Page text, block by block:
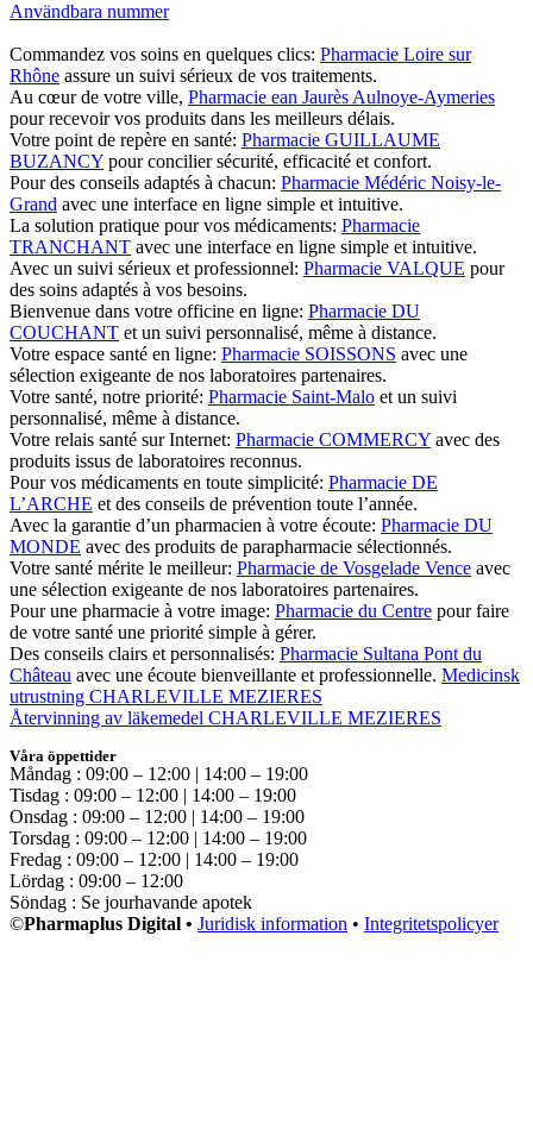
Användbara nummer
Commandez vos soins en quelques clics: Pharmacie Loire sur
Rhône assure un suivi sérieux de vos traitements.
Au cœur de votre ville, Pharmacie ean Jaurès Aulnoye-Aymeries
pour recevoir vos produits dans les meilleurs délais.
Votre point de repère en santé: Pharmacie GUILLAUME
BUZANCY pour concilier sécurité, efficacité et confort.
Pour des conseils adaptés à chacun: Pharmacie Médéric Noisy-le-
Grand avec une interface en ligne simple et intuitive.
La solution pratique pour vos médicaments: Pharmacie
TRANCHANT avec une interface en ligne simple et intuitive.
Avec un suivi sérieux et professionnel: Pharmacie VALQUE pour
des soins adaptés à vos besoins.
Bienvenue dans votre officine en ligne: Pharmacie DU
COUCHANT et un suivi personnalisé, même à distance.
Votre espace santé en ligne: Pharmacie SOISSONS avec une
sélection exigeante de nos laboratoires partenaires.
Votre santé, notre priorité: Pharmacie Saint-Malo et un suivi
personnalisé, même à distance.
Votre relais santé sur Internet: Pharmacie COMMERCY avec des
produits issus de laboratoires reconnus.
Pour vos médicaments en toute simplicité: Pharmacie DE
L’ARCHE et des conseils de prévention toute l’année.
Avec la garantie d’un pharmacien à votre écoute: Pharmacie DU
MONDE avec des produits de parapharmacie sélectionnés.
Votre santé mérite le meilleur: Pharmacie de Vosgelade Vence avec
une sélection exigeante de nos laboratoires partenaires.
Pour une pharmacie à votre image: Pharmacie du Centre pour faire
de votre santé une priorité simple à gérer.
Des conseils clairs et personnalisés: Pharmacie Sultana Pont du
Château avec une écoute bienveillante et professionnelle. Medicinsk
utrustning CHARLEVILLE MEZIERES
Återvinning av läkemedel CHARLEVILLE MEZIERES
Våra öppettider
Måndag : 09:00 – 12:00 | 14:00 – 19:00
Tisdag : 09:00 – 12:00 | 14:00 – 19:00
Onsdag : 09:00 – 12:00 | 14:00 – 19:00
Torsdag : 09:00 – 12:00 | 14:00 – 19:00
Fredag : 09:00 – 12:00 | 14:00 – 19:00
Lördag : 09:00 – 12:00
Söndag : Se jourhavande apotek
©Pharmaplus Digital • Juridisk information • Integritetspolicyer